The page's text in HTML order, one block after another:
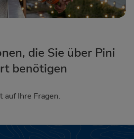
die Sie über Pini
benötigen
auf Ihre Fragen.